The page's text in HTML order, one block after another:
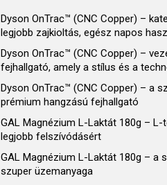
Dyson OnTrac™ (CNC Copper) –
legjobb zajkioltás, egész napos
Dyson OnTrac™ (CNC Copper) –
fejhallgató, amely a stílus és a
Dyson OnTrac™ (CNC Copper) – a
prémium hangzású fejhallgató
GAL Magnézium L-Laktát 180g – L-
legjobb felszívódásért
GAL Magnézium L-Laktát 180g – a
szuper üzemanyaga